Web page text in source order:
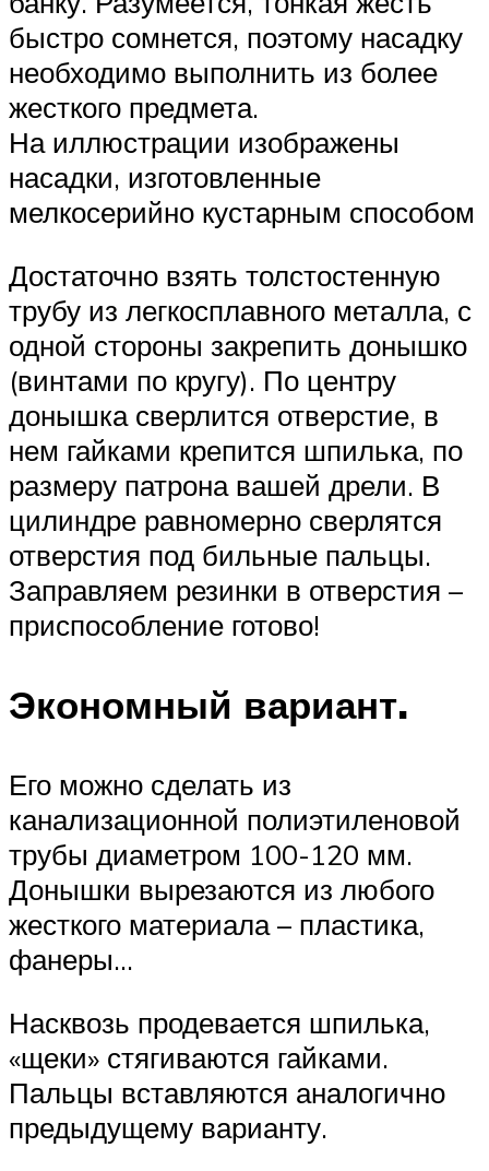
быстро сомнется, поэтому насадку
необходимо выполнить из более
жесткого предмета.
На иллюстрации изображены
насадки, изготовленные
мелкосерийно кустарным способом
Достаточно взять толстостенную
трубу из легкосплавного металла, с
одной стороны закрепить донышко
(винтами по кругу). По центру
донышка сверлится отверстие, в
нем гайками крепится шпилька, по
размеру патрона вашей дрели. В
цилиндре равномерно сверлятся
отверстия под бильные пальцы.
Заправляем резинки в отверстия –
приспособление готово!
Экономный вариант.
Его можно сделать из
канализационной полиэтиленовой
трубы диаметром 100-120 мм.
Донышки вырезаются из любого
жесткого материала – пластика,
фанеры…
Насквозь продевается шпилька,
«щеки» стягиваются гайками.
Пальцы вставляются аналогично
предыдущему варианту.